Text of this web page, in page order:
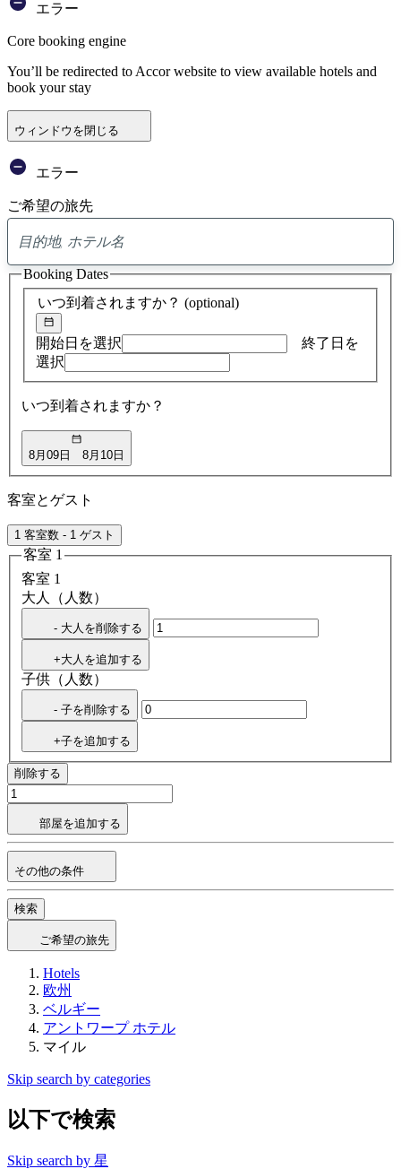
エラー
Core booking engine
You’ll be redirected to Accor website to view available hotels and
book your stay
ウィンドウを閉じる
エラー
ご希望の旅先
ア
ド
バ
イ
検
索
いつ到着されますか？ (optional)
開始日を選択
終了日を
選択
いつ到着されますか？
8月09日 8月10日
Booking Dates
客室とゲスト
1 客室数 - 1 ゲスト
客室 1
客室 1
大人（人数）
- 大人を削除する
+大人を追加する
子供（人数）
- 子を削除する
+子を追加する
削除する
部屋を追加する
その他の条件
検索
ご希望の旅先
Hotels
欧州
ベルギー
アントワープ ホテル
マイル
Skip search by categories
以下で検索
Skip search by 星